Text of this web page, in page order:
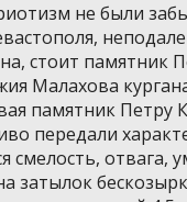
не были
стоит памятник
Малахова
памятник Петру
передали
смелость, отвага,
затылок